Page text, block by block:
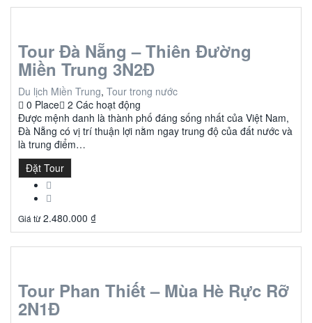
Tour Đà Nẵng – Thiên Đường
Miền Trung 3N2Đ
Du lịch Miền Trung, Tour trong nước
0 Place 2 Các hoạt động
Được mệnh danh là thành phố đáng sống nhất của Việt Nam,
Đà Nẵng có vị trí thuận lợi nằm ngay trung độ của đất nước và
là trung điểm…
Đặt Tour
Giá từ 2.480.000 ₫
Tour Phan Thiết – Mùa Hè Rực Rỡ
2N1Đ